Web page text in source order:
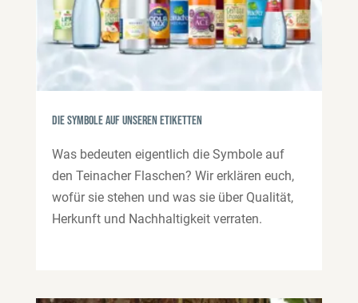
Die Symbole auf unseren Etiketten
Was bedeuten eigentlich die Symbole auf
den Teinacher Flaschen? Wir erklären euch,
wofür sie stehen und was sie über Qualität,
Herkunft und Nachhaltigkeit verraten.